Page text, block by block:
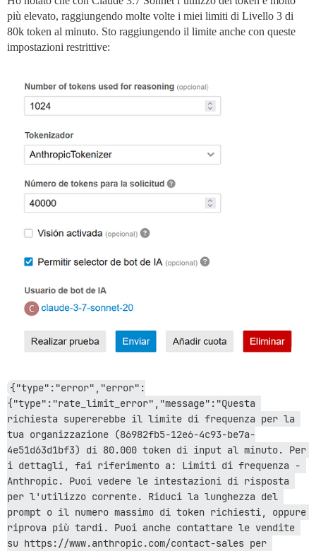
data:
event: content_block_delta
data:
data:
event: content_block_delta
event: content_block_delta
data:
event: content_block_delta
data:
data:
event: content_block_delta
event: content_block_stop
data: {"type":"content_block_stop","index":2 }
event: message_delta
data:
più elevato, raggiungendo molte volte i miei limiti di Livello 3 di
80k token al minuto. Sto raggiungendo il limite anche con queste
impostazioni restrittive:
{"type":"error","error":
{"type":"rate_limit_error","message":"Questa
richiesta supererebbe il limite di frequenza per la
tua organizzazione (86982fb5-12e6-4c93-be7a-
4e51d63d1bf3) di 80.000 token di input al minuto. Per
i dettagli, fai riferimento a: Limiti di frequenza -
Anthropic. Puoi vedere le intestazioni di risposta
per l'utilizzo corrente. Riduci la lunghezza del
prompt o il numero massimo di token richiesti, oppure
riprova più tardi. Puoi anche contattare le vendite
su https://www.anthropic.com/contact-sales per